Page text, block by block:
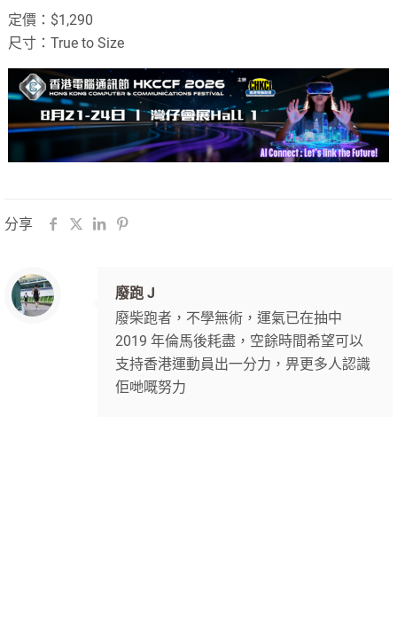
定價：$1,290
尺寸：True to Size
分享
廢跑 J
廢柴跑者，不學無術，運氣已在抽中
2019 年倫馬後耗盡，空餘時間希望可以
支持香港運動員出一分力，畀更多人認識
佢哋嘅努力